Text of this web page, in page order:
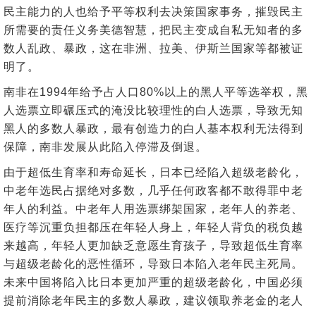
民主能力的人也给予平等权利去决策国家事务，摧毁民主
所需要的责任义务美德智慧，把民主变成自私无知者的多
数人乱政、暴政，这在非洲、拉美、伊斯兰国家等都被证
明了。
南非在1994年给予占人口80%以上的黑人平等选举权，黑
人选票立即碾压式的淹没比较理性的白人选票，导致无知
黑人的多数人暴政，最有创造力的白人基本权利无法得到
保障，南非发展从此陷入停滞及倒退。
由于超低生育率和寿命延长，日本已经陷入超级老龄化，
中老年选民占据绝对多数，几乎任何政客都不敢得罪中老
年人的利益。中老年人用选票绑架国家，老年人的养老、
医疗等沉重负担都压在年轻人身上，年轻人背负的税负越
来越高，年轻人更加缺乏意愿生育孩子，导致超低生育率
与超级老龄化的恶性循环，导致日本陷入老年民主死局。
未来中国将陷入比日本更加严重的超级老龄化，中国必须
提前消除老年民主的多数人暴政，建议领取养老金的老人